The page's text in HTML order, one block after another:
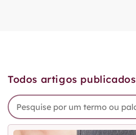
Todos artigos publicados